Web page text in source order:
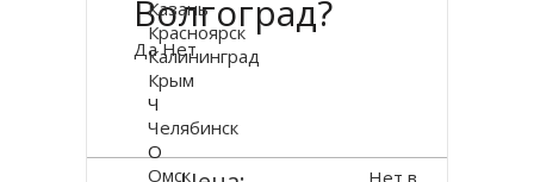
Нет в
Волгоград?
Да Нет
Казань
Красноярск
Калининград
Крым
Ч
Челябинск
О
Омск